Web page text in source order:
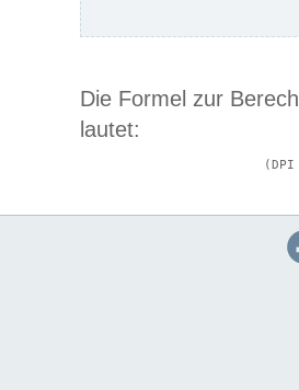
Die Formel zur
lautet: